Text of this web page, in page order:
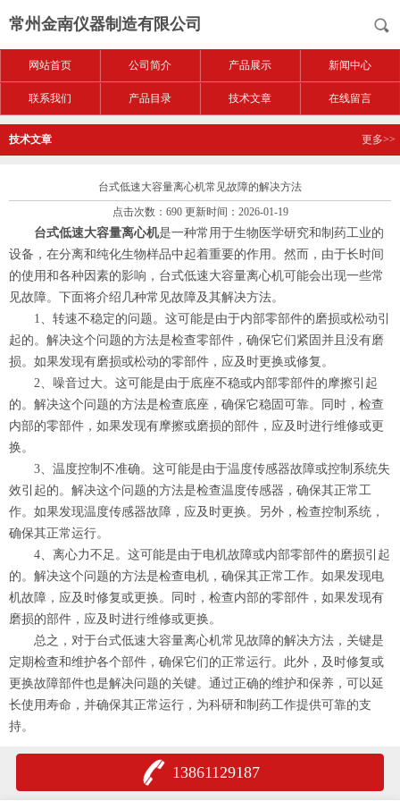
常州金南仪器制造有限公司
网站首页 公司简介 产品展示 新闻中心
联系我们 产品目录 技术文章 在线留言
技术文章 更多>>
台式低速大容量离心机常见故障的解决方法
点击次数：690 更新时间：2026-01-19
台式低速大容量离心机是一种常用于生物医学研究和制药工业的
设备，在分离和纯化生物样品中起着重要的作用。然而，由于长时间
的使用和各种因素的影响，台式低速大容量离心机可能会出现一些常
见故障。下面将介绍几种常见故障及其解决方法。
1、转速不稳定的问题。这可能是由于内部零部件的磨损或松动引
起的。解决这个问题的方法是检查零部件，确保它们紧固并且没有磨
损。如果发现有磨损或松动的零部件，应及时更换或修复。
2、噪音过大。这可能是由于底座不稳或内部零部件的摩擦引起
的。解决这个问题的方法是检查底座，确保它稳固可靠。同时，检查
内部的零部件，如果发现有摩擦或磨损的部件，应及时进行维修或更
换。
3、温度控制不准确。这可能是由于温度传感器故障或控制系统失
效引起的。解决这个问题的方法是检查温度传感器，确保其正常工
作。如果发现温度传感器故障，应及时更换。另外，检查控制系统，
确保其正常运行。
4、离心力不足。这可能是由于电机故障或内部零部件的磨损引起
的。解决这个问题的方法是检查电机，确保其正常工作。如果发现电
机故障，应及时修复或更换。同时，检查内部的零部件，如果发现有
磨损的部件，应及时进行维修或更换。
总之，对于台式低速大容量离心机常见故障的解决方法，关键是
定期检查和维护各个部件，确保它们的正常运行。此外，及时修复或
更换故障部件也是解决问题的关键。通过正确的维护和保养，可以延
长使用寿命，并确保其正常运行，为科研和制药工作提供可靠的支
持。
13861129187